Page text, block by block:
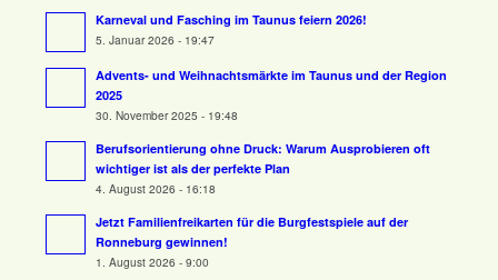
Karneval und Fasching im Taunus feiern 2026!
5. Januar 2026 - 19:47
Advents- und Weihnachtsmärkte im Taunus und der Region
2025
30. November 2025 - 19:48
Berufsorientierung ohne Druck: Warum Ausprobieren oft
wichtiger ist als der perfekte Plan
4. August 2026 - 16:18
Jetzt Familienfreikarten für die Burgfestspiele auf der
Ronneburg gewinnen!
1. August 2026 - 9:00